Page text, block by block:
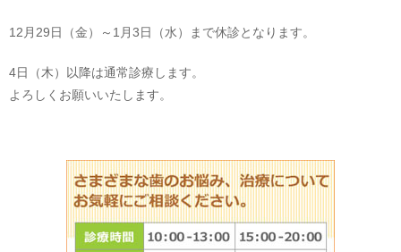
12月29日（金）～1月3日（水）まで休診となります。
4日（木）以降は通常診療します。
よろしくお願いいたします。